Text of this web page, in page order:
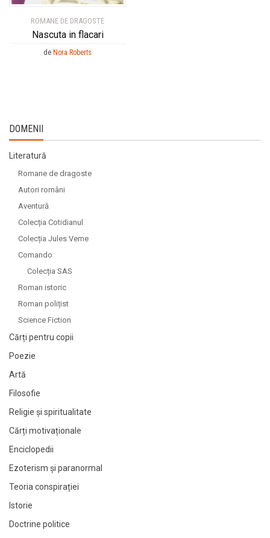
ROMANE DE DRAGOSTE
Nascuta in flacari
de Nora Roberts
DOMENII
Literatură
Romane de dragoste
Autori români
Aventură
Colecția Cotidianul
Colecția Jules Verne
Comando
Colecția SAS
Roman istoric
Roman polițist
Science Fiction
Cărți pentru copii
Poezie
Artă
Filosofie
Religie și spiritualitate
Cărți motivaționale
Enciclopedii
Ezoterism și paranormal
Teoria conspirației
Istorie
Doctrine politice